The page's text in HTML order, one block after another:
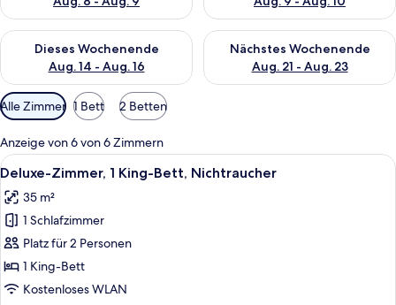
Dieses Wochenende
Aug. 14 - Aug. 16
Überprüfe die Verfügbarkeit für dieses Wochenende, Aug. 14
Nächstes Wochenende
Aug. 21 - Aug. 23
Überprüfe die Verfügbarkeit
Verfügbare
Filter
für
Zimmer
Alle Zimmer 1 Bett 2 Betten
Anzeige von 6 von 6 Zimmern
Alle
Fotos
für
Deluxe-
Zimmer,
1 King-
Bett,
Ein Hotelzimmer mit einem großen
4
Deluxe-Zimmer, 1 King-Bett, Nichtraucher
35 m²
1 Schlafzimmer
Platz für 2 Personen
1 King-Bett
Kostenloses WLAN